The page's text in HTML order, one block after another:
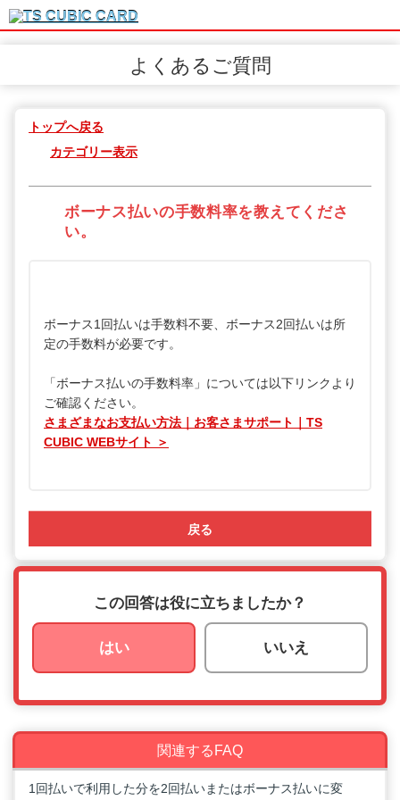
よくあるご質問
トップへ戻る
カテゴリー表示
ボーナス払いの手数料率を教えてくださ
い。
ボーナス1回払いは手数料不要、ボーナス2回払いは所
定の手数料が必要です。
「ボーナス払いの手数料率」については以下リンクより
ご確認ください。
さまざまなお支払い方法｜お客さまサポート｜TS
CUBIC WEBサイト ＞
戻る
この回答は役に立ちましたか？
はい いいえ
関連するFAQ
1回払いで利用した分を2回払いまたはボーナス払いに変